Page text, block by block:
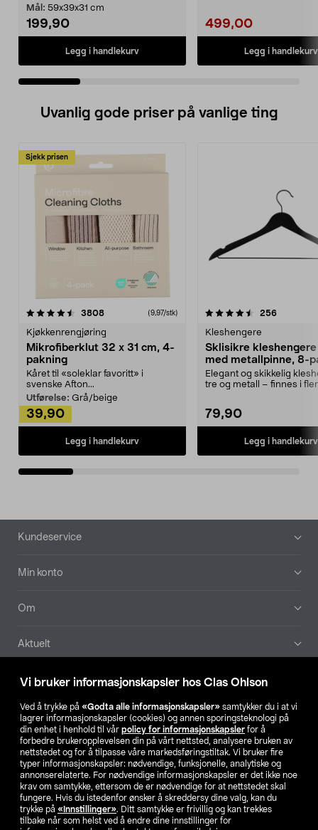
Vi bruker informasjonskapsler hos Clas Ohlson
Ved å trykke på «Godta alle informasjonskapsler» samtykker du i at vi
lagrer informasjonskapsler (cookies) og annen sporingsteknologi på
din enhet i henhold til vår policy for informasjonskapsler for å
forbedre brukeropplevelsen din på vårt nettsted, analysere bruken av
nettstedet og for å tilpasse våre markedsføringstiltak. Vi bruker fire
typer informasjonskapsler: nødvendige, funksjonelle, analytiske og
annonserelaterte. For nødvendige informasjonskapsler er det ikke noe
krav om samtykke, ettersom de er nødvendige for at nettstedet skal
fungere. Hvis du istedenfor ønsker å skreddersy dine valg, kan du
trykke på «Innstillinger». Ditt samtykke er frivillig og kan trekkes
tilbake når som helst ved å endre dine innstillinger for
Mål: 59x39x31 cm
199,90
Legg i handlekurv
499,00
Legg i handlekurv
Uvanlig gode priser på vanlige ting
Sjekk prisen
3808anmeldelser(9,97/stk)
Kjøkkenrengjøring
Mikrofiberklut 32 x 31 cm, 4-
pakning
Kåret til «soleklar favoritt» i
svenske Afton...
Utførelse: Grå/beige
39,90
Legg i handlekurv
4.5av 5 stjerner 256
Kleshengere
Sklisikre
med metallpinne, 8-
Elegant og skikkelig
tre og metall – finnes i
79,90
Legg i handlekurv
4.5av 5 stjerner
Bunntekst
Kundeservice
Min konto
Om
Aktuelt
Våre selskaper
Finn din butikk
SE NO FI